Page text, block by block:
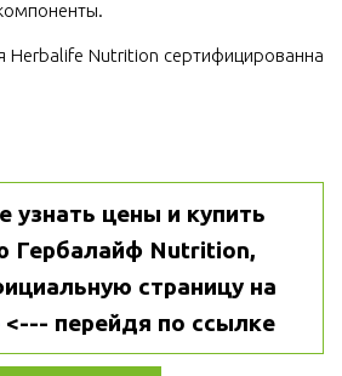
Herbalife Nutrition сертифицированна
узнать цены и купить
Гербалайф Nutrition,
<--- перейдя по ссылке